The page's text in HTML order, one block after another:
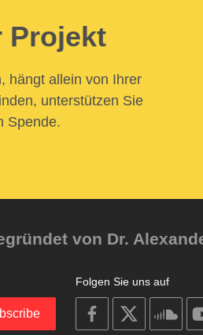
Projekt
hängt allein von Ihrer
unterstützen Sie
Spende.
von Dr.
Folgen Sie uns auf
on
facebook
on
on